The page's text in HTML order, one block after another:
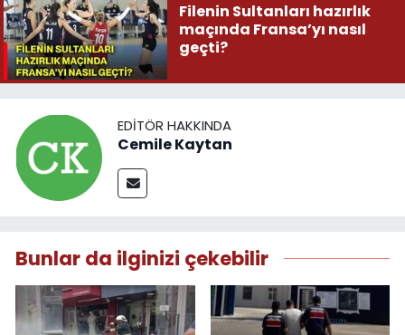
Filenin Sultanları hazırlık
maçında Fransa’yı nasıl
geçti?
EDITÖR HAKKINDA
Cemile Kaytan
Bunlar da ilginizi çekebilir